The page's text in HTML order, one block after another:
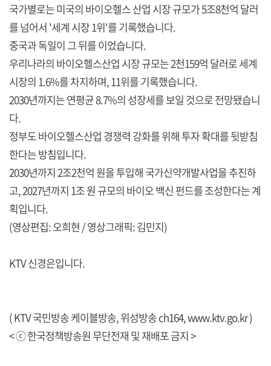
국가별로는 미국의 바이오헬스 산업 시장 규모가 5조8천억 달러
를 넘어서 '세계 시장 1위'를 기록했습니다.
중국과 독일이 그 뒤를 이었습니다.
우리나라의 바이오헬스산업 시장 규모는 2천159억 달러로 세계
시장의 1.6%를 차지하며, 11위를 기록했습니다.
2030년까지는 연평균 8.7%의 성장세를 보일 것으로 전망됐습니
다.
정부도 바이오헬스산업 경쟁력 강화를 위해 투자 확대를 뒷받침
한다는 방침입니다.
2030년까지 2조2천억 원을 투입해 국가신약개발사업을 추진하
고, 2027년까지 1조 원 규모의 바이오 백신 펀드를 조성한다는 계
획입니다.
(영상편집: 오희현 / 영상그래픽: 김민지)
KTV 신경은입니다.
( KTV 국민방송 케이블방송, 위성방송 ch164,www.ktv.go.kr)
< ⓒ 한국정책방송원 무단전재 및 재배포 금지 >